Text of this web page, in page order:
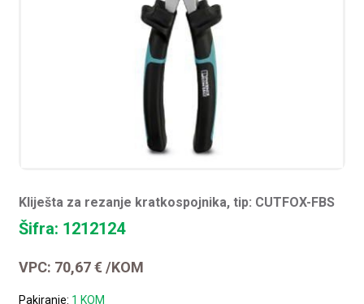
Kliješta za rezanje kratkospojnika, tip: CUTFOX-FBS
Šifra: 1212124
VPC: 70,67€ /KOM
Pakiranje: 1 KOM